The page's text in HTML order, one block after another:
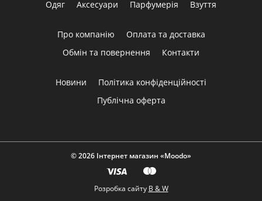
Одяг Аксесуари Парфумерія Взуття
Про компанію
Оплата та доставка
Обмін та повернення
Контакти
Новини
Політика конфіденційності
Публічна оферта
Розробка сайту B & W
© 2026 Інтернет магазин «Moodo»